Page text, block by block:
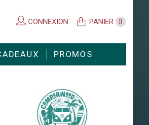
CONNEXION PANIER 0
PROMOS